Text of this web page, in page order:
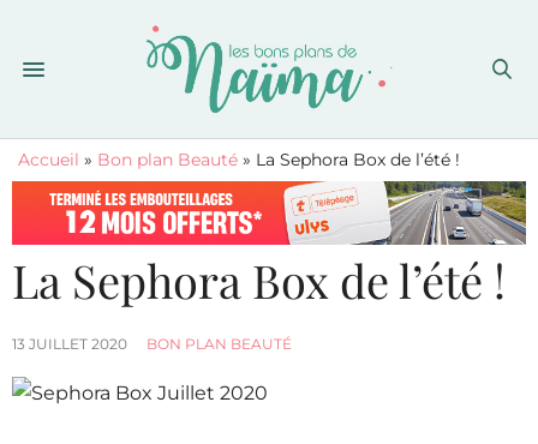
Accueil » Bon plan Beauté » La Sephora Box de l’été !
La Sephora Box de l’été !
13 JUILLET 2020 BON PLAN BEAUTÉ